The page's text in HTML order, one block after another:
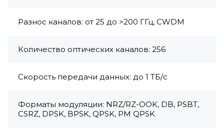
Разнос каналов: от 25 до >200 ГГц, CWDM
Количество оптических каналов: 256
Скорость передачи данных: до 1 ТБ/с
Форматы модуляции: NRZ/RZ-OOK, DB, PSBT,
CSRZ, DPSK, BPSK, QPSK, PM QPSK